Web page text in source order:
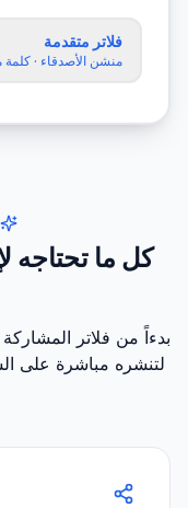
فلاتر متقدمة
منشن الأصدقاء · كلمة
كل ما تحتاجه
بدءاً من فلاتر
لتنشره مباشرة على